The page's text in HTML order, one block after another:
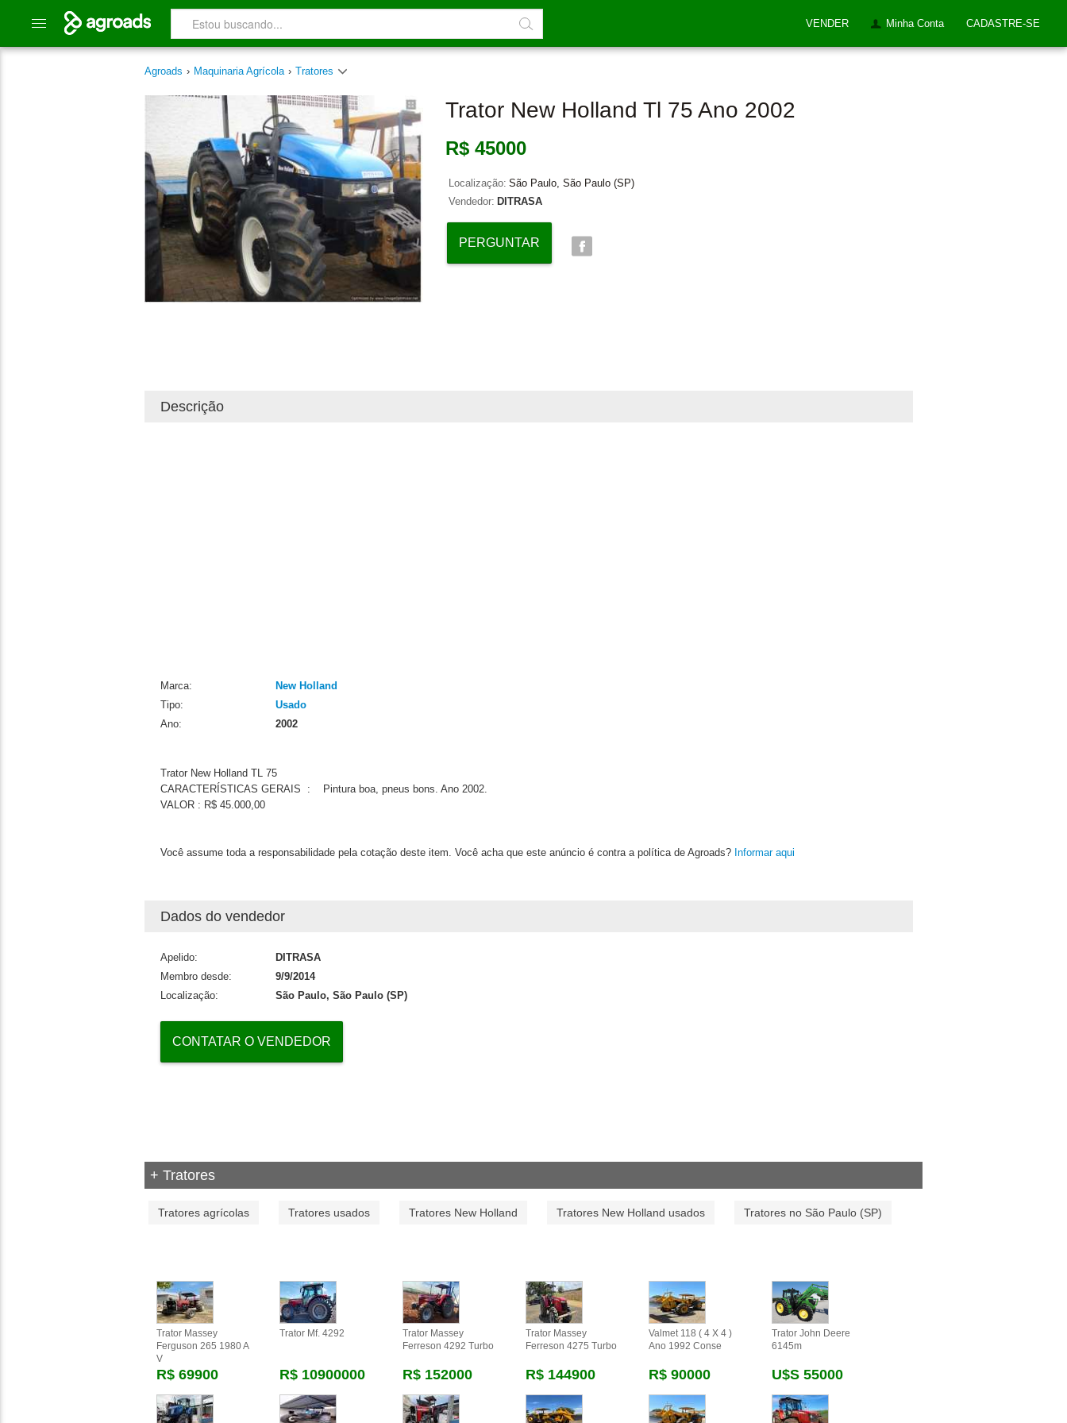
VENDER Minha Conta CADASTRE-SE
Agroads › Maquinaria Agrícola › Tratores
Trator New Holland Tl 75 Ano 2002
R$ 45000
Localização: São Paulo, São Paulo (SP)
Vendedor: DITRASA
PERGUNTAR
Descrição
Marca:
New Holland
Tipo:
Usado
Ano:
2002
Trator New Holland TL 75
CARACTERÍSTICAS GERAIS : Pintura boa, pneus bons. Ano 2002.
VALOR : R$ 45.000,00
Você assume toda a responsabilidade pela cotação deste item. Você acha que este anúncio é contra a política de Agroads? Informar aqui
Dados do vendedor
Apelido:
DITRASA
Membro desde:
9/9/2014
Localização:
São Paulo, São Paulo (SP)
CONTATAR O VENDEDOR
+ Tratores
Tratores agrícolas Tratores usados Tratores New Holland Tratores New Holland usados Tratores no São Paulo (SP)
Trator Massey
Ferguson 265 1980 A
V
R$ 69900
Trator Mf. 4292
R$ 10900000
Trator Massey
Ferreson 4292 Turbo
R$ 152000
Trator Massey
Ferreson 4275 Turbo
R$ 144900
Valmet 118 ( 4 X 4 )
Ano 1992 Conse
R$ 90000
Trator John Deere
6145m
U$s 55000